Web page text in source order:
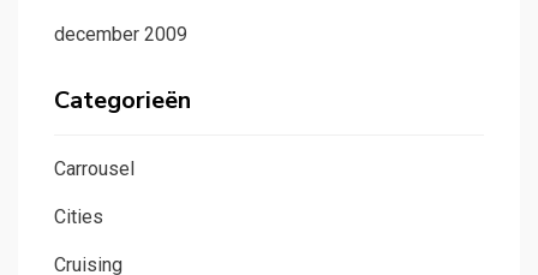
december 2009
Categorieën
Carrousel
Cities
Cruising